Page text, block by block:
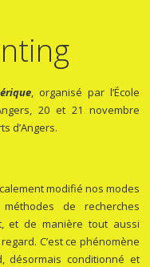
, organisé par l’École
20 et 21 novembre
d’Angers.
modifié nos modes
de recherches
et de manière tout aussi
C’est ce phénomène
désormais conditionné et